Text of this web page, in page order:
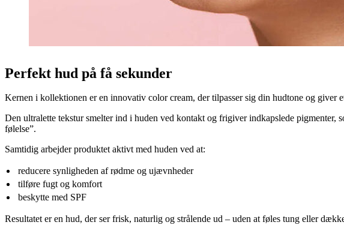
Perfekt hud på få sekunder
Kernen i kollektionen er en innovativ color cream, der tilpasser sig din hudtone og giver
Den ultralette tekstur smelter ind i huden ved kontakt og frigiver indkapslede
følelse”.
Samtidig arbejder produktet aktivt med huden ved at:
reducere synligheden af rødme og ujævnheder
tilføre fugt og komfort
beskytte med SPF
Resultatet er en hud, der ser frisk, naturlig og strålende ud – uden at føles tung eller